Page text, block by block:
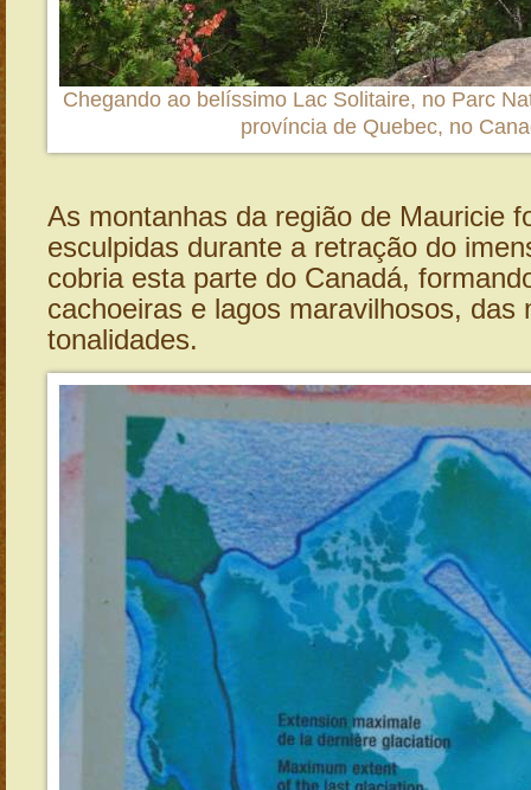
Chegando ao belíssimo Lac Solitaire, no Parc
província de Quebec, no
As montanhas da região de Mauricie
esculpidas durante a retração do
cobria esta parte do Canadá,
cachoeiras e lagos maravilhosos, das
tonalidades.